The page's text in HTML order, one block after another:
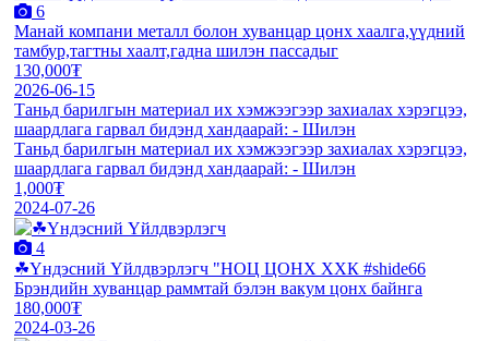
6
Манай компани металл болон хуванцар цонх хаалга,үүдний
тамбур,тагтны хаалт,гадна шилэн пассадыг
130,000₮
2026-06-15
Таньд барилгын материал их хэмжээгээр захиалах хэрэгцээ,
шаардлага гарвал бидэнд хандаарай: - Шилэн
Таньд барилгын материал их хэмжээгээр захиалах хэрэгцээ,
шаардлага гарвал бидэнд хандаарай: - Шилэн
1,000₮
2024-07-26
4
☘Үндэсний Үйлдвэрлэгч "НОЦ ЦОНХ ХХК #shide66
Брэндийн хуванцар раммтай бэлэн вакум цонх байнга
180,000₮
2024-03-26